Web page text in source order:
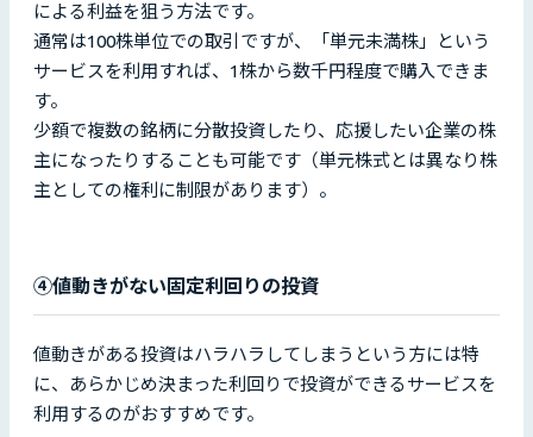
による利益を狙う方法です。
通常は100株単位での取引ですが、「単元未満株」という
サービスを利用すれば、1株から数千円程度で購入できま
す。
少額で複数の銘柄に分散投資したり、応援したい企業の株
主になったりすることも可能です（単元株式とは異なり株
主としての権利に制限があります）。
④値動きがない固定利回りの投資
値動きがある投資はハラハラしてしまうという方には特
に、あらかじめ決まった利回りで投資ができるサービスを
利用するのがおすすめです。